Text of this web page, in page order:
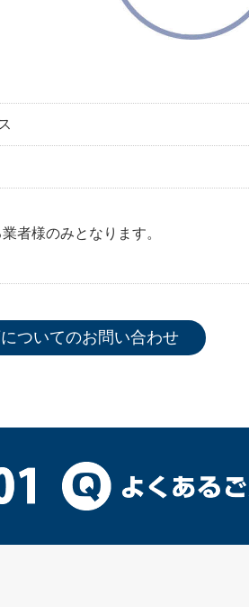
者様のみとなります。
ついてのお問い合わせ